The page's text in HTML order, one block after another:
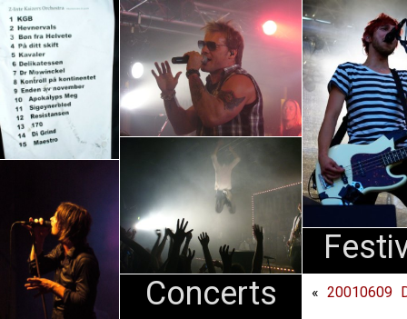
Concerts
An
Pharma
NL
« 20010609